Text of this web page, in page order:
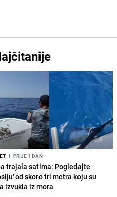
I PRIJE 1 DAN
trajala satima: Pogledajte
od skoro tri metra koju su
izvukla iz mora